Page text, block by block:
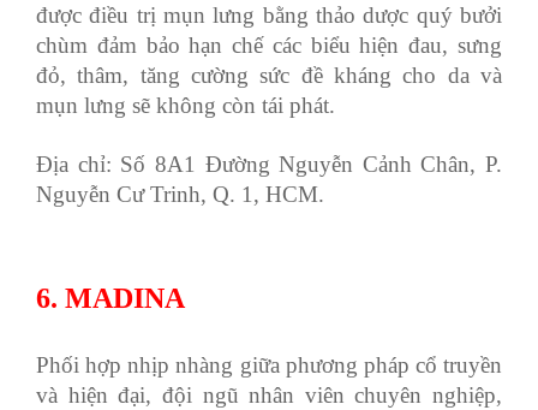
được điều trị mụn lưng bằng thảo dược quý bưởi
chùm đảm bảo hạn chế các biểu hiện đau, sưng
đỏ, thâm, tăng cường sức đề kháng cho da và
mụn lưng sẽ không còn tái phát.
Địa chỉ: Số 8A1 Đường Nguyễn Cảnh Chân, P.
Nguyễn Cư Trinh, Q. 1, HCM.
6. MADINA
Phối hợp nhịp nhàng giữa phương pháp cổ truyền
và hiện đại, đội ngũ nhân viên chuyên nghiệp,